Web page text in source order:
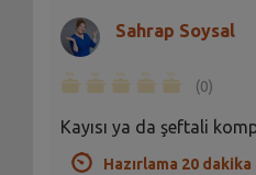
Sahrap Soysal
(0)
Kayısı ya da şeftali
Hazırlama 20 dakika